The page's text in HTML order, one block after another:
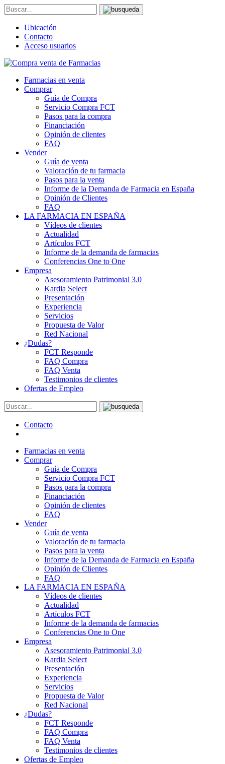
Ubicación
Contacto
Acceso usuarios
Farmacias en venta
Comprar
Guía de Compra
Servicio Compra FCT
Pasos para la compra
Financiación
Opinión de clientes
FAQ
Vender
Guía de venta
Valoración de tu farmacia
Pasos para la venta
Informe de la Demanda de Farmacia en España
Opinión de Clientes
FAQ
LA FARMACIA EN ESPAÑA
Vídeos de clientes
Actualidad
Artículos FCT
Informe de la demanda de farmacias
Conferencias One to One
Empresa
Asesoramiento Patrimonial 3.0
Kardia Select
Presentación
Experiencia
Servicios
Propuesta de Valor
Red Nacional
¿Dudas?
FCT Responde
FAQ Compra
FAQ Venta
Testimonios de clientes
Ofertas de Empleo
Contacto
Farmacias en venta
Comprar
Guía de Compra
Servicio Compra FCT
Pasos para la compra
Financiación
Opinión de clientes
FAQ
Vender
Guía de venta
Valoración de tu farmacia
Pasos para la venta
Informe de la Demanda de Farmacia en España
Opinión de Clientes
FAQ
LA FARMACIA EN ESPAÑA
Vídeos de clientes
Actualidad
Artículos FCT
Informe de la demanda de farmacias
Conferencias One to One
Empresa
Asesoramiento Patrimonial 3.0
Kardia Select
Presentación
Experiencia
Servicios
Propuesta de Valor
Red Nacional
¿Dudas?
FCT Responde
FAQ Compra
FAQ Venta
Testimonios de clientes
Ofertas de Empleo